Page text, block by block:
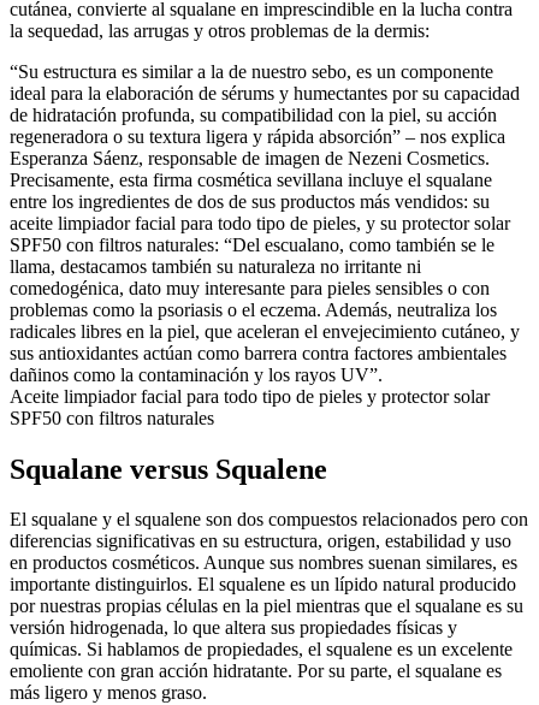
cutánea, convierte al squalane en imprescindible en la lucha contra
la sequedad, las arrugas y otros problemas de la dermis:
“Su estructura es similar a la de nuestro sebo, es un componente
ideal para la elaboración de sérums y humectantes por su capacidad
de hidratación profunda, su compatibilidad con la piel, su acción
regeneradora o su textura ligera y rápida absorción” – nos explica
Esperanza Sáenz, responsable de imagen de Nezeni Cosmetics.
Precisamente, esta firma cosmética sevillana incluye el squalane
entre los ingredientes de dos de sus productos más vendidos: su
aceite limpiador facial para todo tipo de pieles, y su protector solar
SPF50 con filtros naturales: “Del escualano, como también se le
llama, destacamos también su naturaleza no irritante ni
comedogénica, dato muy interesante para pieles sensibles o con
problemas como la psoriasis o el eczema. Además, neutraliza los
radicales libres en la piel, que aceleran el envejecimiento cutáneo, y
sus antioxidantes actúan como barrera contra factores ambientales
dañinos como la contaminación y los rayos UV”.
Aceite limpiador facial para todo tipo de pieles y protector solar
SPF50 con filtros naturales
Squalane versus Squalene
El squalane y el squalene son dos compuestos relacionados pero con
diferencias significativas en su estructura, origen, estabilidad y uso
en productos cosméticos. Aunque sus nombres suenan similares, es
importante distinguirlos. El squalene es un lípido natural producido
por nuestras propias células en la piel mientras que el squalane es su
versión hidrogenada, lo que altera sus propiedades físicas y
químicas. Si hablamos de propiedades, el squalene es un excelente
emoliente con gran acción hidratante. Por su parte, el squalane es
más ligero y menos graso.